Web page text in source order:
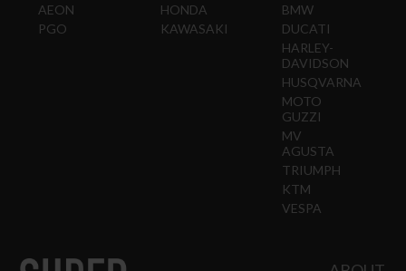
AEON
PGO
HONDA
KAWASAKI
BMW
DUCATI
HARLEY-
DAVIDSON
HUSQVARNA
MOTO
GUZZI
MV
AGUSTA
TRIUMPH
KTM
VESPA